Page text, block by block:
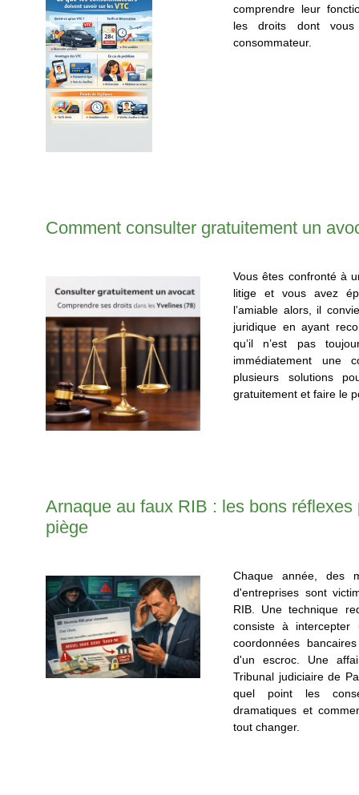
comprendre leur
les droits dont
consommateur.
Comment consulter gratuitement un
Vous êtes confronté à
litige et vous avez
l’amiable alors, il
juridique en ayant
qu’il n’est pas
immédiatement une
plusieurs solutions
gratuitement et faire le
Arnaque au faux RIB : les bons réflexes
piège
Chaque année, des
d'entreprises sont
RIB. Une technique
consiste à intercepter
coordonnées
d'un escroc. Une
Tribunal judiciaire de
quel point les
dramatiques et
tout changer.